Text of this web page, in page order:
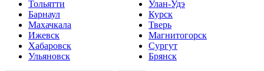
Тольятти
Барнаул
Махачкала
Ижевск
Хабаровск
Ульяновск
Улан-Удэ
Курск
Тверь
Магнитогорск
Сургут
Брянск